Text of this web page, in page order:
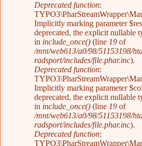
Fehlermeldung
Deprecated function:
Implicitly marking parameter
deprecated, the explicit nullable
in include_once() (line 19 of
/mnt/web613/a0/98/51153198/
radsport/includes/file.phar.inc).
Deprecated function:
Implicitly marking parameter
deprecated, the explicit nullable
in include_once() (line 19 of
/mnt/web613/a0/98/51153198/
radsport/includes/file.phar.inc).
Deprecated function: